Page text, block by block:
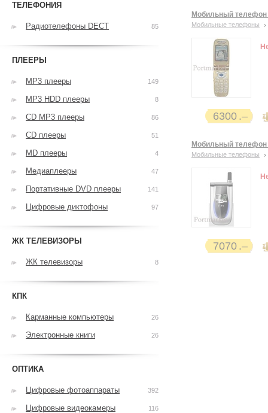
Мобильный телефон
Мобильные телефоны
6300
Мобильный телефон
Мобильные телефоны
7070
ТЕЛЕФОНИЯ
Радиотелефоны DECT 85
ПЛЕЕРЫ
MP3 плееры 149
MP3 HDD плееры 8
CD MP3 плееры 86
CD плееры 51
MD плееры 4
Медиаплееры 47
Портативные DVD плееры 141
Цифровые диктофоны 97
ЖК ТЕЛЕВИЗОРЫ
ЖК телевизоры 8
КПК
Карманные компьютеры 26
Электронные книги 26
ОПТИКА
Цифровые фотоаппараты 392
Цифровые видеокамеры 116